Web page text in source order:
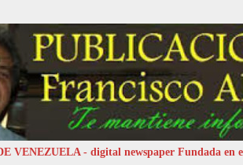
VENEZUELA - digital newspaper Fundada en